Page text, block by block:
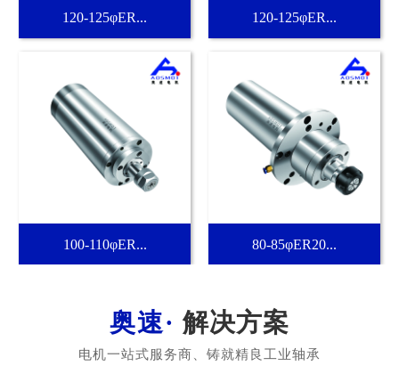
120-125φER... 120-125φER...
100-110φER... 80-85φER20...
解决方案